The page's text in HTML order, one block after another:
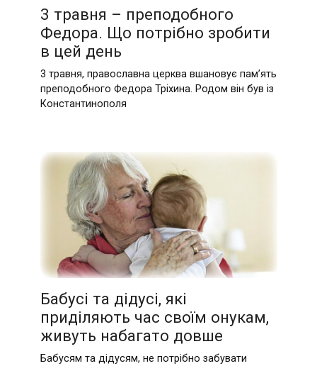
3 травня – преподобного
Федора. Що потрібно зробити
в цей день
3 травня, православна церква вшановує пам’ять
преподобного Федора Тріхина. Родом він був із
Константинополя
Бабусі та дідусі, які
приділяють час своїм онукам,
живуть набагато довше
Бабусям та дідусям, не потрібно забувати